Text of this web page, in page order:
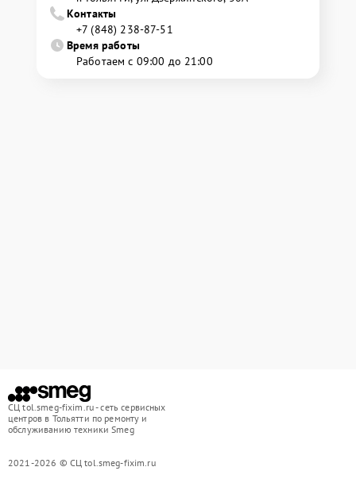
Контакты
+7 (848) 238-87-51
Время работы
Работаем с 09:00 до 21:00
СЦ tol.smeg-fixim.ru - сеть сервисных
центров в Тольятти по ремонту и
обслуживанию техники Smeg
2021-2026 © СЦ tol.smeg-fixim.ru